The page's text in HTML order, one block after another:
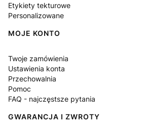
Etykiety tekturowe
Personalizowane
MOJE KONTO
Twoje zamówienia
Ustawienia konta
Przechowalnia
Pomoc
FAQ - najczęstsze pytania
GWARANCJA I ZWROTY